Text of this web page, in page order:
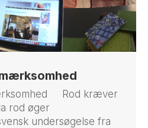
Rod kræver
rod øger
undersøgelse fra